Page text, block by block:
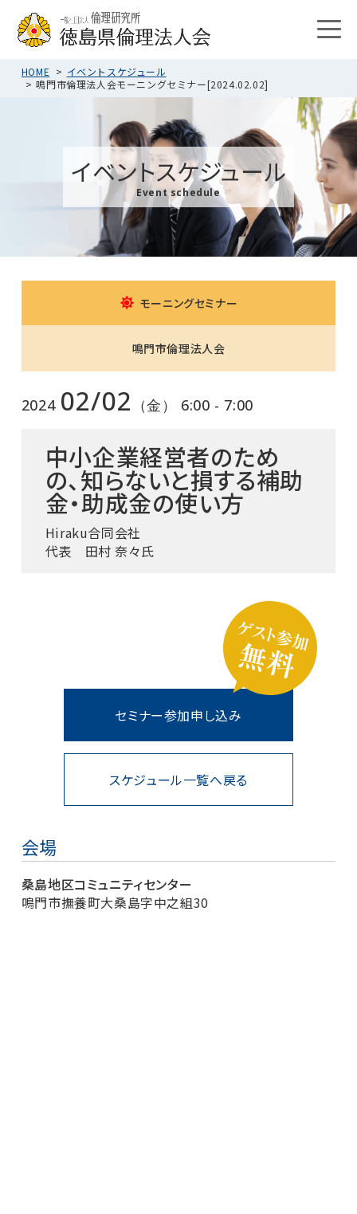
HOME
イベントスケジュール
鳴門市倫理法人会モーニングセミナー[2024.02.02]
イベントスケジュール
Event schedule
モーニングセミナー
鳴門市倫理法人会
2024 02/02 （金） 6:00 - 7:00
中小企業経営者のため
の、知らないと損する補助
金・助成金の使い方
Hiraku合同会社
代表 田村 奈々氏
スケジュール一覧へ戻る
セミナー参加申し込み
会場
桑島地区コミュニティセンター
鳴門市撫養町大桑島字中之組30